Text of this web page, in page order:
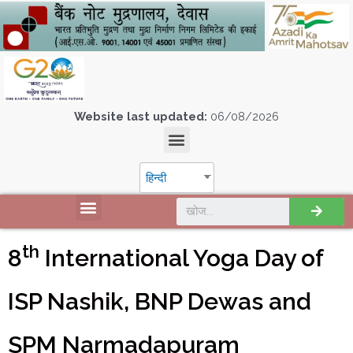
Website last updated: 06/08/2026
हिन्दी
8th International Yoga Day of
ISP Nashik, BNP Dewas and
SPM Narmadapuram